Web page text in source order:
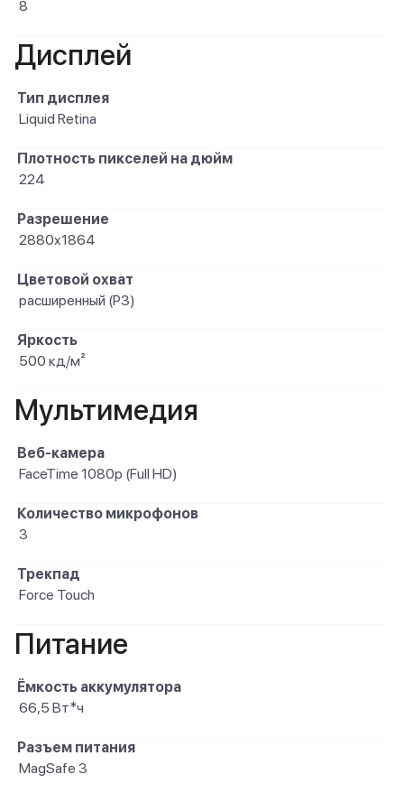
8
Дисплей
Тип дисплея
Liquid Retina
Плотность пикселей на дюйм
224
Разрешение
2880x1864
Цветовой охват
расширенный (P3)
Яркость
500 кд/м²
Мультимедия
Веб-камера
FaceTime 1080p (Full HD)
Количество микрофонов
3
Трекпад
Force Touch
Питание
Ёмкость аккумулятора
66,5 Вт*ч
Разъем питания
MagSafe 3